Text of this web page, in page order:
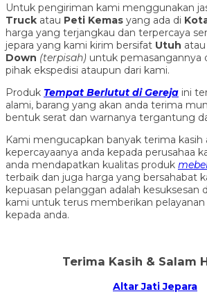
Untuk pengiriman kami menggunakan
Truck atau Peti Kemas yang ada di
harga yang terjangkau dan terpercaya
jepara yang kami kirim bersifat Utuh atau
Down (terpisah) untuk pemasangannya
pihak ekspedisi ataupun dari kami.
Produk Tempat Berlutut di Gereja ini
alami, barang yang akan anda terima
bentuk serat dan warnanya tergantung
Kami mengucapkan banyak terima kasih
kepercayaanya anda kepada perusahaa
anda mendapatkan kualitas produk
terbaik dan juga harga yang bersahabat
kepuasan pelanggan adalah kesuksesan
kami untuk terus memberikan
kepada anda.
Terima Kasih & Salam
Altar Jati Jepara